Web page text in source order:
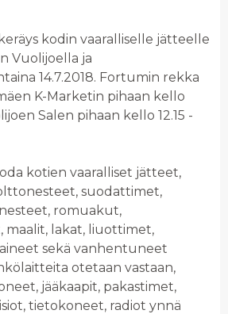
kodin vaaralliselle jätteelle
Vuolijoella ja
14.7.2018. Fortumin rekka
K-Marketin pihaan kello
Salen pihaan kello 12.15 -
kotien vaaralliset jätteet,
suodattimet,
romuakut,
maalit, lakat, liuottimet,
sekä vanhentuneet
otetaan vastaan,
jääkaapit, pakastimet,
tietokoneet, radiot ynnä